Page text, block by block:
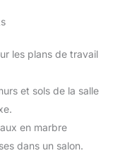
les plans de travail
et sols de la salle
en marbre
dans un salon.